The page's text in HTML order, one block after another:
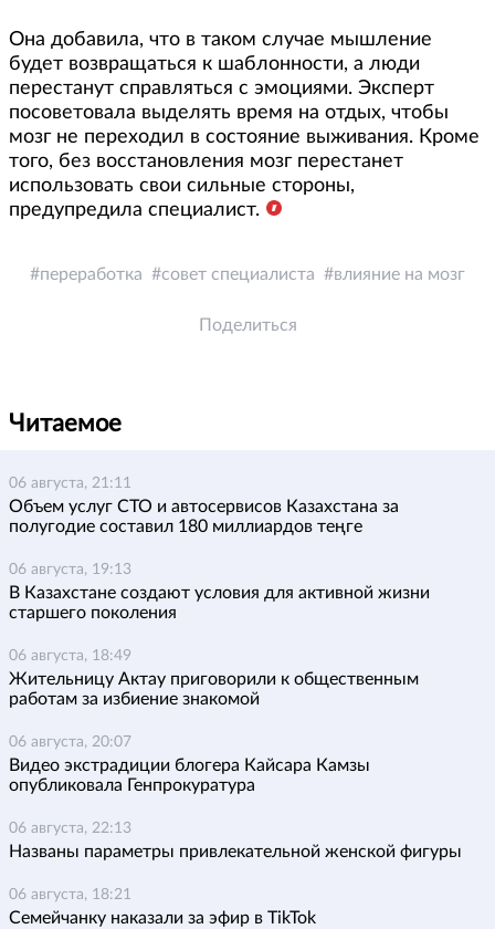
Она добавила, что в таком случае мышление
будет возвращаться к шаблонности, а люди
перестанут справляться с эмоциями. Эксперт
посоветовала выделять время на отдых, чтобы
мозг не переходил в состояние выживания. Кроме
того, без восстановления мозг перестанет
использовать свои сильные стороны,
предупредила специалист.
переработка совет специалиста влияние на мозг
Поделиться
Читаемое
06 августа, 21:11
Объем услуг СТО и автосервисов Казахстана за
полугодие составил 180 миллиардов теңге
06 августа, 19:13
В Казахстане создают условия для активной жизни
старшего поколения
06 августа, 18:49
Жительницу Актау приговорили к общественным
работам за избиение знакомой
06 августа, 20:07
Видео экстрадиции блогера Кайсара Камзы
опубликовала Генпрокуратура
06 августа, 22:13
Названы параметры привлекательной женской фигуры
06 августа, 18:21
Семейчанку наказали за эфир в TikTok